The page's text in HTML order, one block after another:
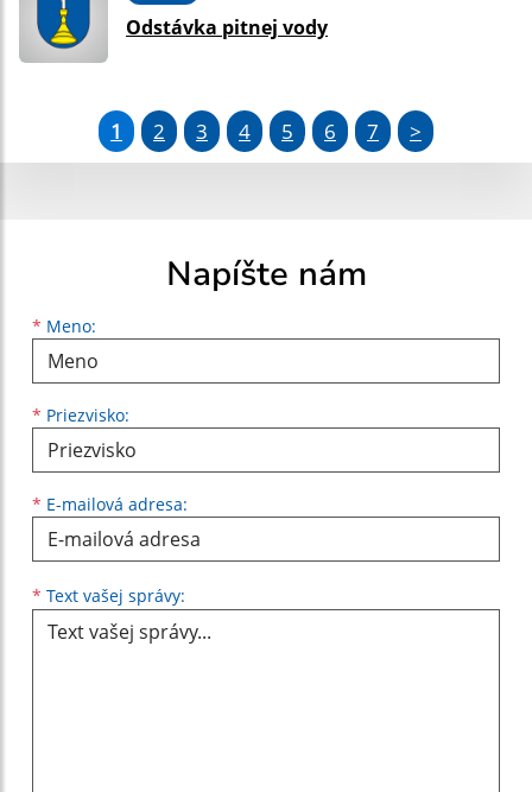
Odstávka pitnej vody
1 2 3 4 5 6 7 >
Napíšte nám
* Meno:
Meno
* Priezvisko:
Priezvisko
* E-mailová adresa:
E-mailová adresa
* Text vašej správy: